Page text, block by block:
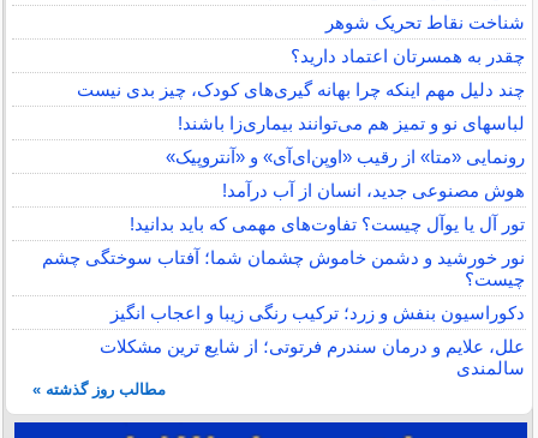
شناخت نقاط تحریک شوهر
چقدر به همسرتان اعتماد دارید؟
چند دلیل مهم اینکه چرا بهانه گیری‌های کودک، چیز بدی نیست
لباس‎های نو و تمیز هم می‌توانند بیماری‌زا باشند!
رونمایی «متا» از رقیب «اوپن‌ای‌آی» و «آنتروپیک»
هوش مصنوعی جدید، انسان از آب درآمد!
تور آل یا یوآل چیست؟ تفاوت‌های مهمی که باید بدانید!
نور خورشید و دشمن خاموش چشمان شما؛ آفتاب سوختگی چشم
چیست؟
دکوراسیون بنفش و زرد؛ ترکیب رنگی زیبا و اعجاب انگیز
علل، علایم و درمان سندرم فرتوتی؛ از شایع ترین مشکلات
سالمندی
مطالب روز گذشته »